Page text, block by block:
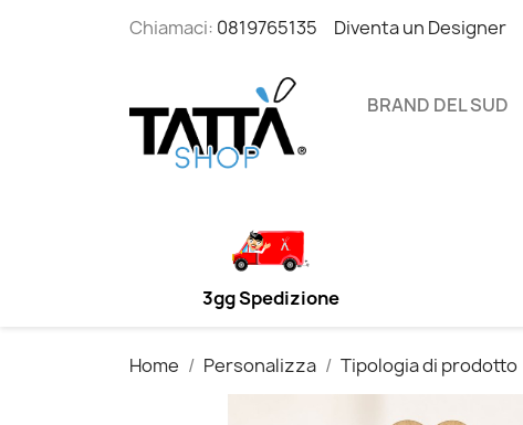
Chiamaci: 0819765135 Diventa un Designer
BRAND DEL SUD
3gg Spedizione
Home Personalizza Tipologia di prodotto